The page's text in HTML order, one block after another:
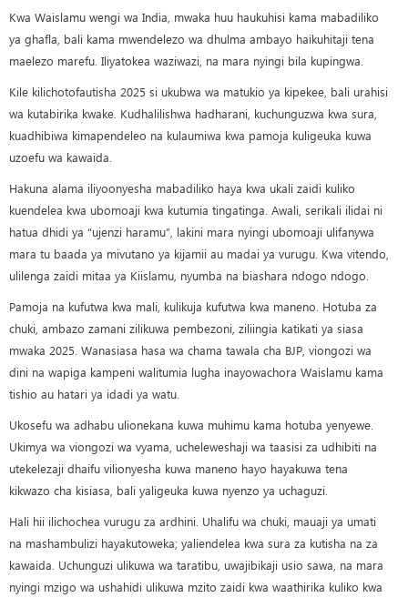
Kwa Waislamu wengi wa India, mwaka huu haukuhisi kama mabadiliko
ya ghafla, bali kama mwendelezo wa dhulma ambayo haikuhitaji tena
maelezo marefu. Iliyatokea waziwazi, na mara nyingi bila kupingwa.
Kile kilichotofautisha 2025 si ukubwa wa matukio ya kipekee, bali urahisi
wa kutabirika kwake. Kudhalilishwa hadharani, kuchunguzwa kwa sura,
kuadhibiwa kimapendeleo na kulaumiwa kwa pamoja kuligeuka kuwa
uzoefu wa kawaida.
Hakuna alama iliyoonyesha mabadiliko haya kwa ukali zaidi kuliko
kuendelea kwa ubomoaji kwa kutumia tingatinga. Awali, serikali ilidai ni
hatua dhidi ya “ujenzi haramu”, lakini mara nyingi ubomoaji ulifanywa
mara tu baada ya mivutano ya kijamii au madai ya vurugu. Kwa vitendo,
ulilenga zaidi mitaa ya Kiislamu, nyumba na biashara ndogo ndogo.
Pamoja na kufutwa kwa mali, kulikuja kufutwa kwa maneno. Hotuba za
chuki, ambazo zamani zilikuwa pembezoni, ziliingia katikati ya siasa
mwaka 2025. Wanasiasa hasa wa chama tawala cha BJP, viongozi wa
dini na wapiga kampeni walitumia lugha inayowachora Waislamu kama
tishio au hatari ya idadi ya watu.
Ukosefu wa adhabu ulionekana kuwa muhimu kama hotuba yenyewe.
Ukimya wa viongozi wa vyama, ucheleweshaji wa taasisi za udhibiti na
utekelezaji dhaifu vilionyesha kuwa maneno hayo hayakuwa tena
kikwazo cha kisiasa, bali yaligeuka kuwa nyenzo ya uchaguzi.
Hali hii ilichochea vurugu za ardhini. Uhalifu wa chuki, mauaji ya umati
na mashambulizi hayakutoweka; yaliendelea kwa sura za kutisha na za
kawaida. Uchunguzi ulikuwa wa taratibu, uwajibikaji usio sawa, na mara
nyingi mzigo wa ushahidi ulikuwa mzito zaidi kwa waathirika kuliko kwa